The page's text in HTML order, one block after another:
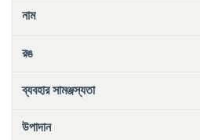
নাম
রঙ
ব্যবহার সামঞ্জস্যতা
উপাদান